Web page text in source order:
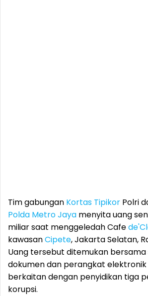
Tim gabungan Kortas Tipikor Polri
Polda Metro Jaya menyita uang
miliar saat menggeledah Cafe
kawasanCipete, Jakarta Selatan,
Uang tersebut ditemukan bersama
dokumen dan perangkat elektronik
berkaitan dengan penyidikan tiga
korupsi.